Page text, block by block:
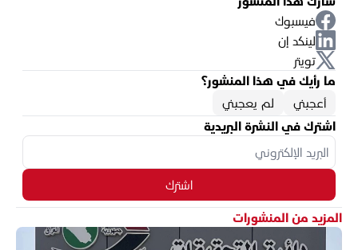
فيسبوك
لينكد إن
تويتر
ما رأيك في هذا المنشور؟
أعجبني
لم يعجبني
اشترك في النشرة البريدية
اشترك
المزيد من المنشورات